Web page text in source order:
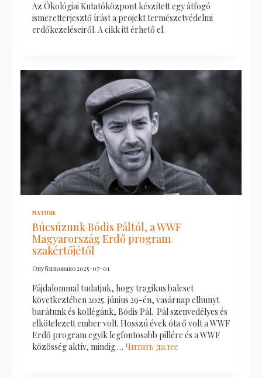
Az Ökológiai Kutatóközpont készített egy átfogó
ismeretterjesztő írást a projekt természetvédelmi
erdőkezeléseiről. A cikk itt érhető el.
NATURE
Búcsúzunk Bódis Páltól, a WWF
Magyarország Erdő program
szakértőjétől
Опубликовано2025-07-01
Fájdalommal tudatjuk, hogy tragikus baleset
következtében 2025. június 29-én, vasárnap elhunyt
barátunk és kollégánk, Bódis Pál. Pál szenvedélyes és
elkötelezett ember volt. Hosszú évek óta ő volt a WWF
Erdő program egyik legfontosabb pillére és a WWF
közösség aktív, mindig … Читать далее